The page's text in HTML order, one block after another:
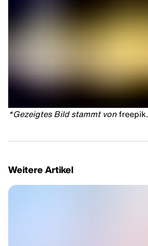
*Gezeigtes Bild stammt von
Weitere Artikel